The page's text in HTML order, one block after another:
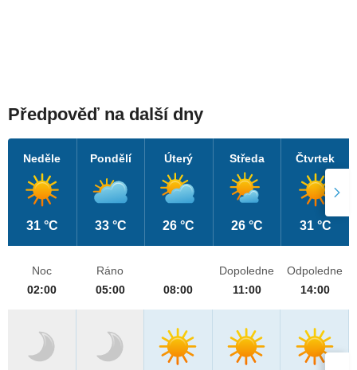
Předpověď na další dny
Neděle
31 °C
Pondělí
33 °C
Úterý
26 °C
Středa
26 °C
Čtvrtek
31 °C
Noc
02:00
Ráno
05:00
08:00
Dopoledne
11:00
Odpoledne
14:00